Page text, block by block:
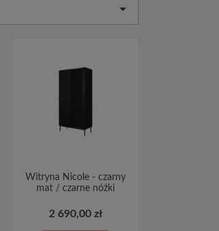

Witryna Nicole - czarny
mat / czarne nóżki
2 690,00 zł